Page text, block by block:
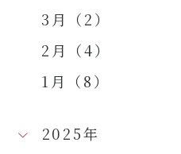
3月（2）
2月（4）
1月（8）
2025年